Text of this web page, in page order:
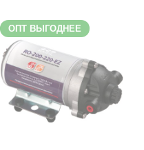
ОПТ ВЫГОДНЕЕ